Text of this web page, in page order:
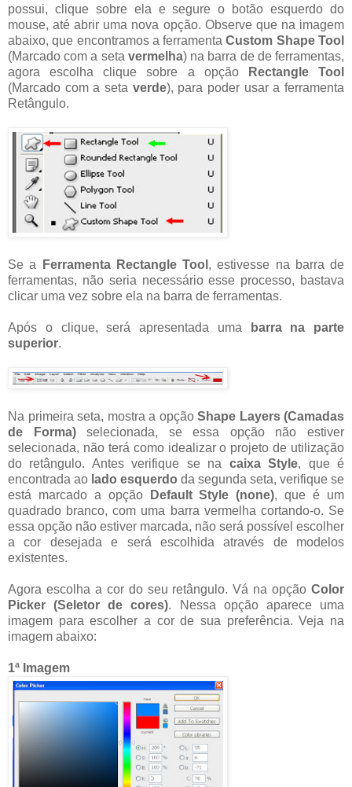
possui, clique sobre ela e segure o botão esquerdo do
mouse, até abrir uma nova opção. Observe que na imagem
abaixo, que encontramos a ferramentaCustom Shape Tool
(Marcado com a seta vermelha) na barra de de ferramentas,
agora escolha clique sobre a opção
Rectangle Tool
(Marcado com a seta verde), para poder usar a ferramenta
Retângulo.
Se a Ferramenta Rectangle Tool , estivesse na barra de
ferramentas, não seria necessário esse processo, bastava
clicar uma vez sobre ela na barra de ferramentas.
Após o clique, será apresentada uma
barra na parte
superior.
Na primeira seta, mostra a opção Shape Layers (Camadas
de Forma)selecionada, se essa opção não estiver
selecionada, não terá como idealizar o projeto de utilização
do retângulo. Antes verifique se na caixa Style, que é
encontrada ao lado esquerdo da segunda seta, verifique se
está marcado a opção
Default Style (none), que é um
quadrado branco, com uma barra vermelha cortando-o. Se
essa opção não estiver marcada, não será possível escolher
a cor desejada e será escolhida através de modelos
existentes.
Agora escolha a cor do seu retângulo. Vá na opção Color
Picker (Seletor de cores). Nessa opção aparece uma
imagem para escolher a cor de sua preferência. Veja na
imagem abaixo:
1ª Imagem